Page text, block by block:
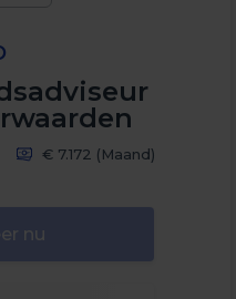
€ 7.172 (Maand)
nu